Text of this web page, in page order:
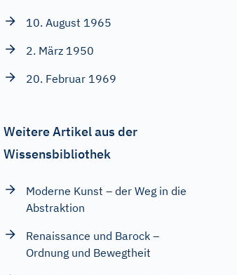
10. August 1965
2. März 1950
20. Februar 1969
Weitere Artikel aus der
Wissensbibliothek
Moderne Kunst – der Weg in die
Abstraktion
Renaissance und Barock –
Ordnung und Bewegtheit